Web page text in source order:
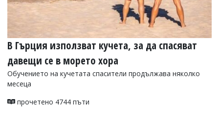
В Гърция използват кучета, за да спасяват
давещи се в морето хора
Обучението на кучетата спасители продължава няколко
месеца
прочетено 4744 пъти